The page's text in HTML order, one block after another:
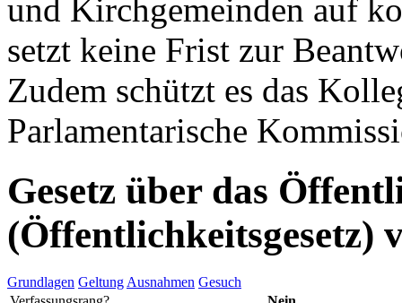
und Kirchgemeinden auf
setzt keine Frist zur
Zudem schützt es das
Parlamentarische
Gesetz über das
(Öffentlichkeitsgesetz)
Grundlagen Geltung Ausnahmen Gesuch